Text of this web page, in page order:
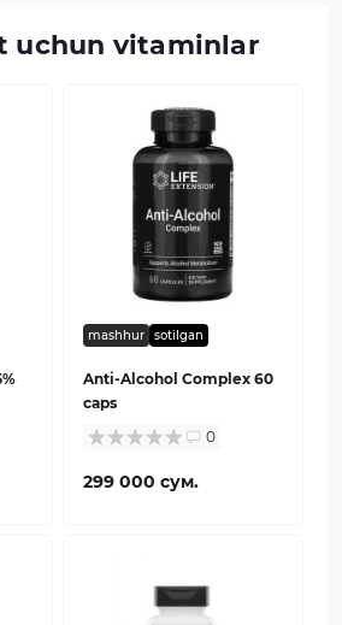
uchun vitaminlar
mashhur sotilgan
Anti-Alcohol Complex 60
caps
0
299 000 сум.